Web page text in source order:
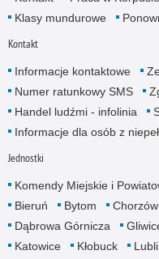
Klasy mundurowe
Kontakt
Informacje kontaktowe
Numer ratunkowy SMS
Handel ludźmi - infolinia
Informacje dla osób z
Jednostki
Komendy Miejskie i
Bieruń
Bytom Chorzów
Dąbrowa Górnicza
Katowice
Kłobuck